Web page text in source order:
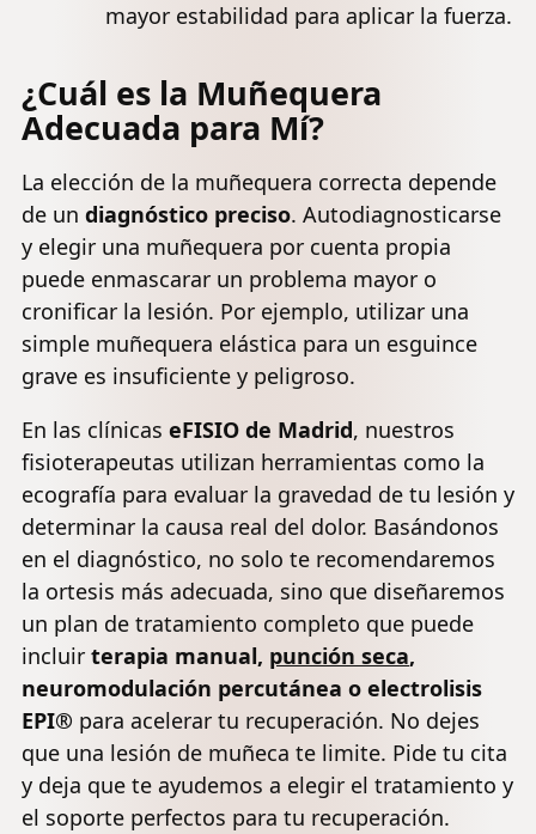
mayor estabilidad para aplicar la fuerza.
¿Cuál es la Muñequera
Adecuada para Mí?
La elección de la muñequera correcta depende
de un diagnóstico preciso. Autodiagnosticarse
y elegir una muñequera por cuenta propia
puede enmascarar un problema mayor o
cronificar la lesión. Por ejemplo, utilizar una
simple muñequera elástica para un esguince
grave es insuficiente y peligroso.
En las clínicas eFISIO de Madrid, nuestros
fisioterapeutas utilizan herramientas como la
ecografía para evaluar la gravedad de tu lesión y
determinar la causa real del dolor. Basándonos
en el diagnóstico, no solo te recomendaremos
la ortesis más adecuada, sino que diseñaremos
un plan de tratamiento completo que puede
incluir terapia manual, punción seca,
neuromodulación percutánea o electrolisis
EPI® para acelerar tu recuperación. No dejes
que una lesión de muñeca te limite. Pide tu cita
y deja que te ayudemos a elegir el tratamiento y
el soporte perfectos para tu recuperación.